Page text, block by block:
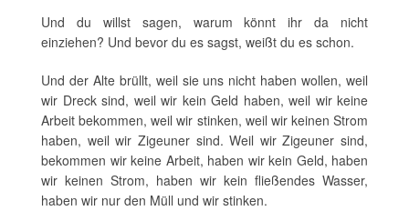
Und du willst sagen, warum könnt ihr da nicht
einziehen? Und bevor du es sagst, weißt du es schon.
Und der Alte brüllt, weil sie uns nicht haben wollen, weil
wir Dreck sind, weil wir kein Geld haben, weil wir keine
Arbeit bekommen, weil wir stinken, weil wir keinen Strom
haben, weil wir Zigeuner sind. Weil wir Zigeuner sind,
bekommen wir keine Arbeit, haben wir kein Geld, haben
wir keinen Strom, haben wir kein fließendes Wasser,
haben wir nur den Müll und wir stinken.